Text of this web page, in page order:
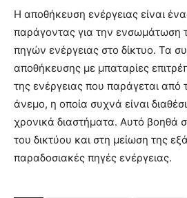
Η αποθήκευση ενέργειας είναι
παράγοντας για την ενσωμάτωση
πηγών ενέργειας στο δίκτυο. Τα
αποθήκευσης με μπαταρίες
της ενέργειας που παράγεται από
άνεμο, η οποία συχνά είναι
χρονικά διαστήματα. Αυτό βοηθά
του δικτύου και στη μείωση της
παραδοσιακές πηγές ενέργειας.